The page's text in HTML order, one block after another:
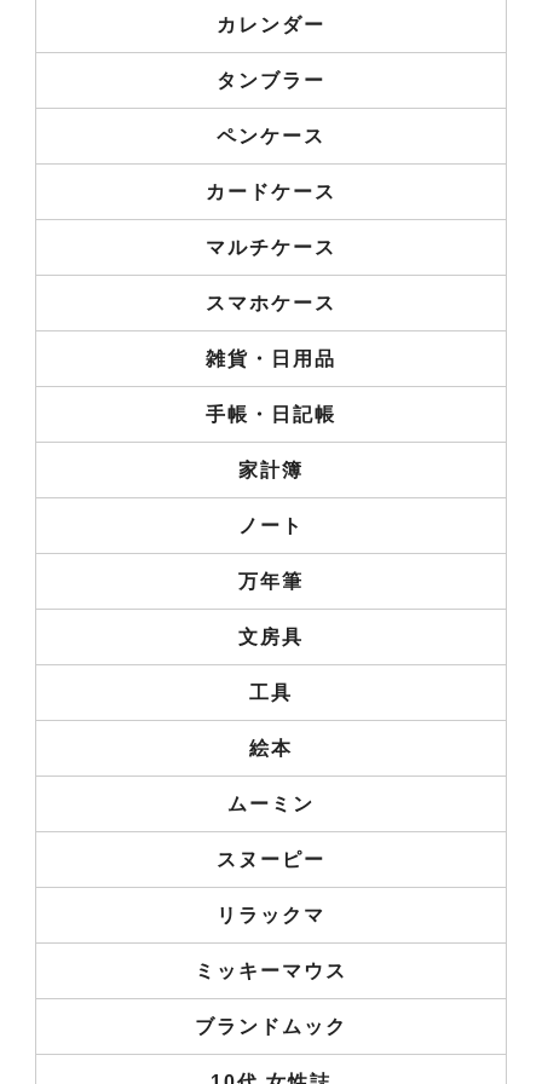
カレンダー
タンブラー
ペンケース
カードケース
マルチケース
スマホケース
雑貨・日用品
手帳・日記帳
家計簿
ノート
万年筆
文房具
工具
絵本
ムーミン
スヌーピー
リラックマ
ミッキーマウス
ブランドムック